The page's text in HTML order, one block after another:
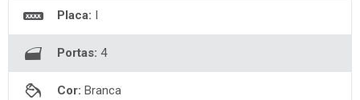
Placa: I
Portas: 4
Cor: Branca